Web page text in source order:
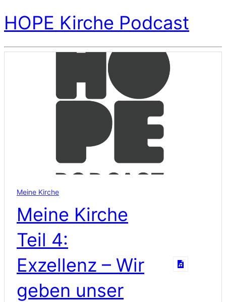
HOPE Kirche Podcast
Meine Kirche
Meine Kirche
Teil 4:
Exzellenz – Wir
geben unser